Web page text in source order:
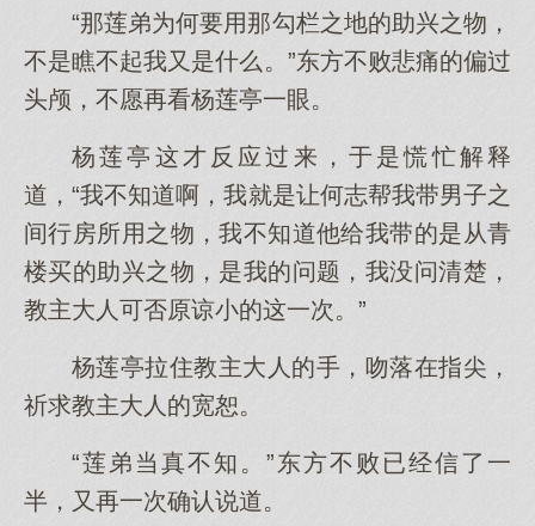
“那莲弟为何要用那勾栏之地的助兴之物，
不是瞧不起我又是什么。”东方不败悲痛的偏过
头颅，不愿再看杨莲亭一眼。
杨莲亭这才反应过来，于是慌忙解释
道，“我不知道啊，我就是让何志帮我带男子之
间行房所用之物，我不知道他给我带的是从青
楼买的助兴之物，是我的问题，我没问清楚，
教主大人可否原谅小的这一次。”
杨莲亭拉住教主大人的手，吻落在指尖，
祈求教主大人的宽恕。
“莲弟当真不知。”东方不败已经信了一
半，又再一次确认说道。